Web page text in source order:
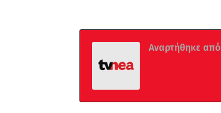
Αναρτήθηκε από